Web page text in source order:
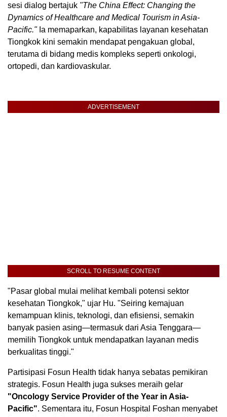
sesi dialog bertajuk "The China Effect: Changing the
Dynamics of Healthcare and Medical Tourism in Asia-
Pacific."Ia memaparkan, kapabilitas layanan kesehatan
Tiongkok kini semakin mendapat pengakuan global,
terutama di bidang medis kompleks seperti onkologi,
ortopedi, dan kardiovaskular.
ADVERTISEMENT
SCROLL TO RESUME CONTENT
"Pasar global mulai melihat kembali potensi sektor
kesehatan Tiongkok," ujar Hu. "Seiring kemajuan
kemampuan klinis, teknologi, dan efisiensi, semakin
banyak pasien asing—termasuk dari Asia Tenggara—
memilih Tiongkok untuk mendapatkan layanan medis
berkualitas tinggi."
Partisipasi Fosun Health tidak hanya sebatas pemikiran
strategis. Fosun Health juga sukses meraih gelar
"Oncology Service Provider of the Year in Asia-
Pacific". Sementara itu, Fosun Hospital Foshan menyabet